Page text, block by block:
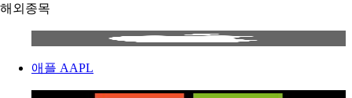
해외종목
애플 AAPL